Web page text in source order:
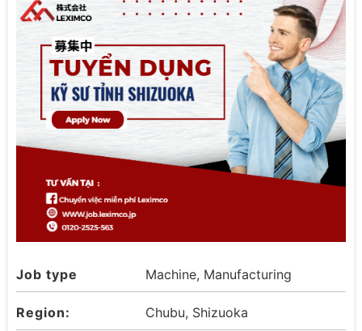
Job type Machine, Manufacturing
Region: Chubu, Shizuoka